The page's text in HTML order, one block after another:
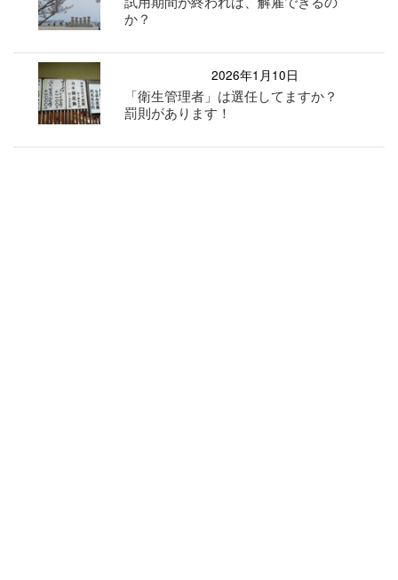
か？
2026年1月10日
「衛生管理者」は選任してますか？
罰則があります！